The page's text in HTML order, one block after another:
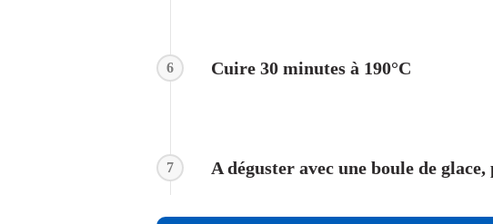
6 Cuire 30 minutes à 190°C
7 A déguster avec une boule de